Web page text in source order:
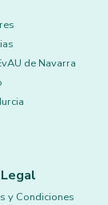
de Navarra
Legal
y Condiciones